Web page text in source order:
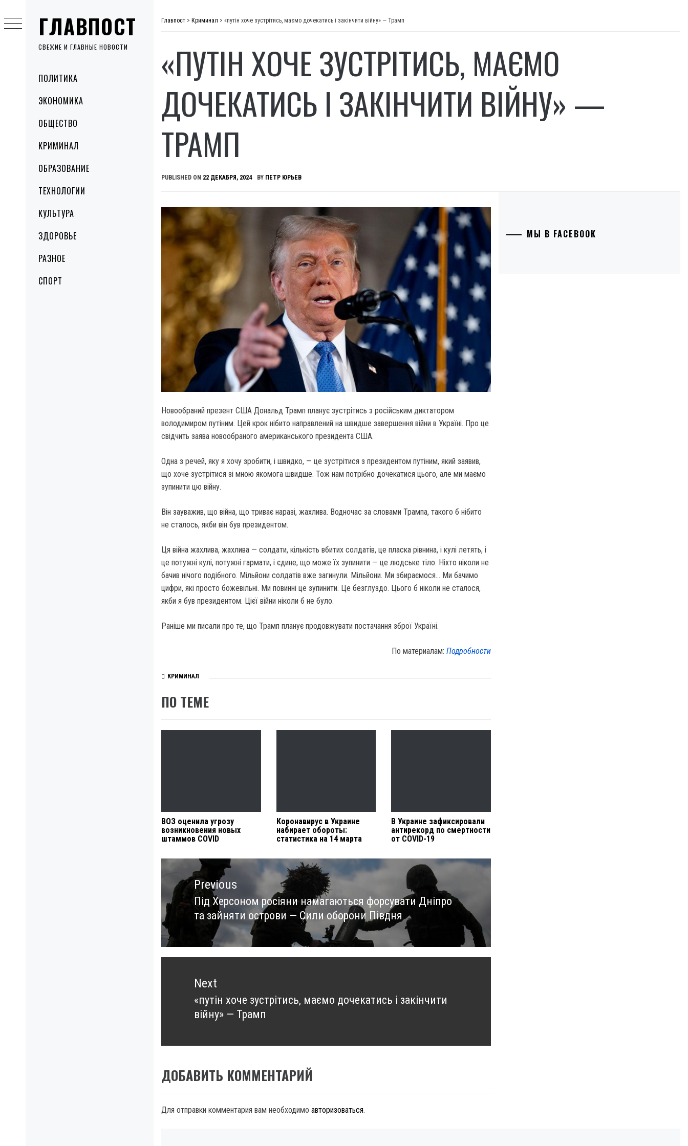
ГЛАВПОСТ
СВЕЖИЕ И ГЛАВНЫЕ НОВОСТИ
MenuПОЛИТИКА
ЭКОНОМИКА
ОБЩЕСТВО
КРИМИНАЛ
ОБРАЗОВАНИЕ
ТЕХНОЛОГИИ
КУЛЬТУРА
ЗДОРОВЬЕ
РАЗНОЕ
СПОРТ
to
content
Главпост > Криминал > «путін хоче зустрітись, маємо дочекатись і закінчити війну» — Трамп
«ПУТІН ХОЧЕ ЗУСТРІТИСЬ, МАЄМО
ДОЧЕКАТИСЬ І ЗАКІНЧИТИ ВІЙНУ» —
ТРАМП
PUBLISHED ON 22 ДЕКАБРЯ, 2024 BY ПЕТР ЮРЬЕВ
Новообраний презент США Дональд Трамп планує зустрітись з російським диктатором
володимиром путіним. Цей крок нібито направлений на швидше завершення війни в Україні. Про це
свідчить заява новообраного американського президента США.
Одна з речей, яку я хочу зробити, і швидко, — це зустрітися з президентом путіним, який заявив,
що хоче зустрітися зі мною якомога швидше. Тож нам потрібно дочекатися цього, але ми маємо
зупинити цю війну.
Він зауважив, що війна, що триває наразі, жахлива. Водночас за словами Трампа, такого б нібито
не сталось, якби він був президентом.
Ця війна жахлива, жахлива — солдати, кількість вбитих солдатів, це пласка рівнина, і кулі летять, і
це потужні кулі, потужні гармати, і єдине, що може їх зупинити — це людське тіло. Ніхто ніколи не
бачив нічого подібного. Мільйони солдатів вже загинули. Мільйони. Ми збираємося… Ми бачимо
цифри, які просто божевільні. Ми повинні це зупинити. Це безглуздо. Цього б ніколи не сталося,
якби я був президентом. Цієї війни ніколи б не було.
Раніше ми писали про те, що Трамп планує продовжувати постачання зброї Україні.
По материалам:Подробности
КРИМИНАЛ
ПО ТЕМЕ
ВОЗ оценила угрозу
возникновения новых
штаммов COVID
Коронавирус в Украине
набирает обороты:
статистика на 14 марта
В Украине зафиксировали
антирекорд по смертности
от COVID-19
Навигация
записямPrevious
Previous
post:
Під Херсоном росіяни намагаються форсувати Дніпро
та зайняти острови — Сили оборони Півдня
Next
Next
post:
«путін хоче зустрітись, маємо дочекатись і закінчити
війну» — Трамп
ДОБАВИТЬ КОММЕНТАРИЙ
Для отправки комментария вам необходимо авторизоваться.
МЫ В FACEBOOK